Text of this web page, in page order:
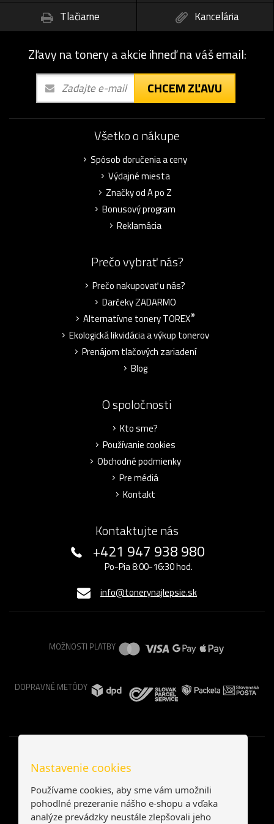
Tlačiarne
Kancelária
Zľavy na tonery a akcie ihneď na váš email:
CHCEM ZĽAVU
Všetko o nákupe
Spôsob doručenia a ceny
Výdajné miesta
Značky od A po Z
Bonusový program
Reklamácia
Prečo vybrať nás?
Prečo nakupovať u nás?
Darčeky ZADARMO
Alternatívne tonery TOREX®
Ekologická likvidácia a výkup tonerov
Prenájom tlačových zariadení
Blog
O spoločnosti
Kto sme?
Používanie cookies
Obchodné podmienky
Pre médiá
Kontakt
Kontaktujte nás
+421 947 938 980
Po-Pia 8:00-16:30 hod.
info@tonerynajlepsie.sk
MOŽNOSTI PLATBY
DOPRAVNÉ METÓDY
Nastavenie cookies
Používame cookies, aby sme vám umožnili
pohodlné prezeranie nášho e-shopu a vďaka
analýze prevádzky neustále zlepšovali jeho